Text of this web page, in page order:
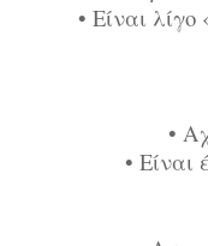
• Είναι
•
• Είναι